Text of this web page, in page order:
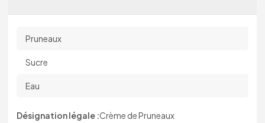
Pruneaux
Sucre
Eau
Désignation légale :Crème de Pruneaux